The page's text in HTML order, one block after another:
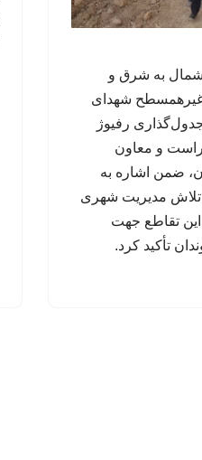
به شرق و
شهدای
رفیوژ
و معاون
ضمن اشاره به
تلاش مدیریت شهری
این تقاطع جهت
تأکید کرد.